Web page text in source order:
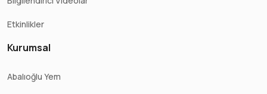
Etkinlikler
Kurumsal
Abalıoğlu Yem